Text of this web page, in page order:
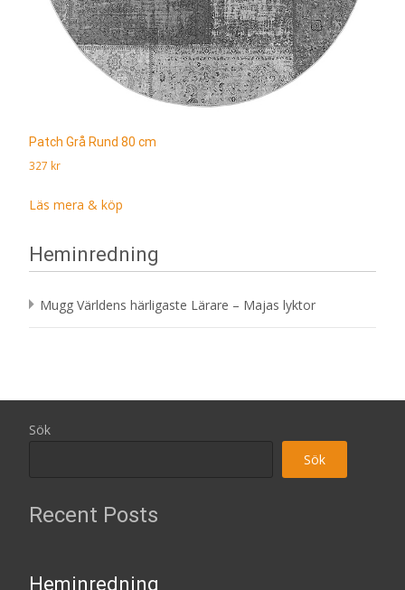
Patch Grå Rund 80 cm
327 kr
Läs mera & köp
Heminredning
Mugg Världens härligaste Lärare – Majas lyktor
Sök
Sök
Recent Posts
Heminredning